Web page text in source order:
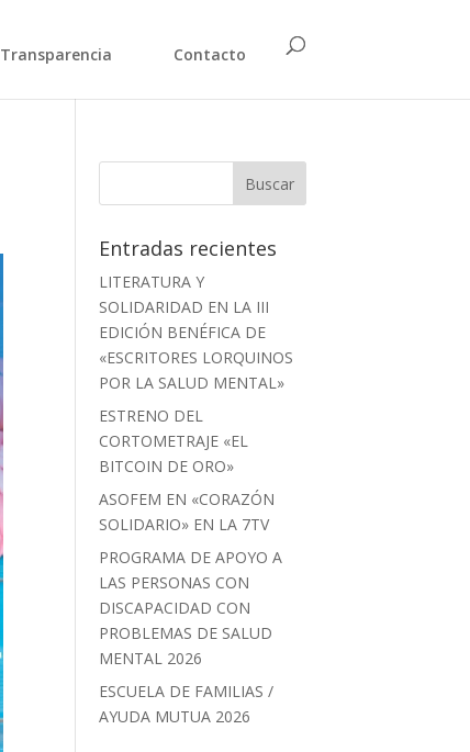
Transparencia Contacto
Entradas recientes
LITERATURA Y
SOLIDARIDAD EN LA III
EDICIÓN BENÉFICA DE
«ESCRITORES LORQUINOS
POR LA SALUD MENTAL»
ESTRENO DEL
CORTOMETRAJE «EL
BITCOIN DE ORO»
ASOFEM EN «CORAZÓN
SOLIDARIO» EN LA 7TV
PROGRAMA DE APOYO A
LAS PERSONAS CON
DISCAPACIDAD CON
PROBLEMAS DE SALUD
MENTAL 2026
ESCUELA DE FAMILIAS /
AYUDA MUTUA 2026